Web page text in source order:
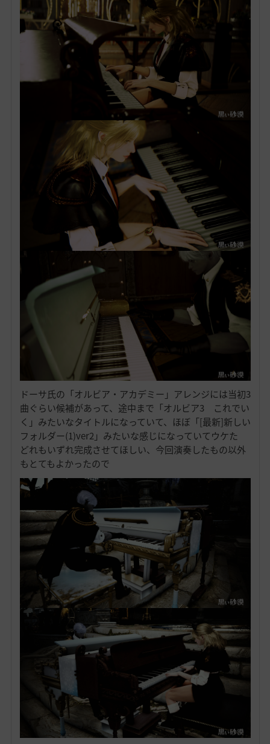
ドーサ氏の「オルビア・アカデミー」アレンジには当初3
曲ぐらい候補があって、途中まで「オルビア3 これでい
く」みたいなタイトルになっていて、ほぼ「[最新]新しい
フォルダー(1)ver2」みたいな感じになっていてウケた
どれもいずれ完成させてほしい、今回演奏したもの以外
もとてもよかったので